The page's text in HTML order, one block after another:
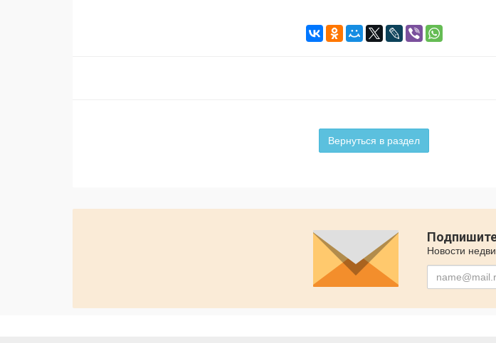
Вернуться в раздел
Новости